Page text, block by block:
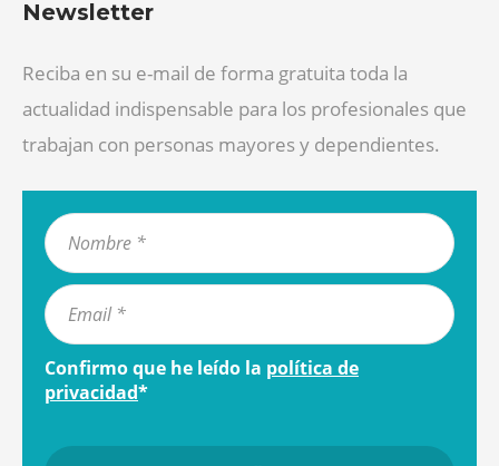
Newsletter
Reciba en su e-mail de forma gratuita toda la
actualidad indispensable para los profesionales que
trabajan con personas mayores y dependientes.
Confirmo que he leído la política de
privacidad*